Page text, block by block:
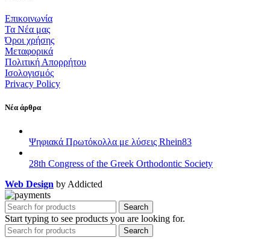
Επικοινωνία
Τα Νέα μας
Όροι χρήσης
Μεταφορικά
Πολιτική Απορρήτου
Ισολογισμός
Privacy Policy
Νέα άρθρα
Ψηφιακά Πρωτόκολλα με λύσεις Rhein83
28th Congress of the Greek Orthodontic Society
Web Design by Addicted
Search
Start typing to see products you are looking for.
Search